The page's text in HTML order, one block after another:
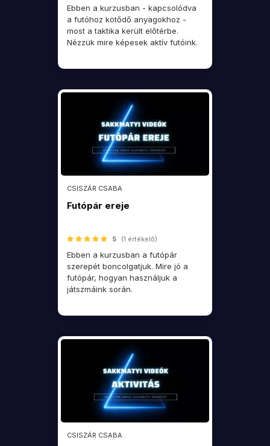
Ebben a kurzusban - kapcsolódva
a futóhoz kötődő anyagokhoz -
most a taktika került előtérbe.
Nézzük mire képesek aktív futóink.
CSISZÁR CSABA
Futópár ereje
5 (1 értékelő)
Ebben a kurzusban a futópár
szerepét boncolgatjuk. Mire jó a
futópár, hogyan használjuk a
játszmáink során.
CSISZÁR CSABA